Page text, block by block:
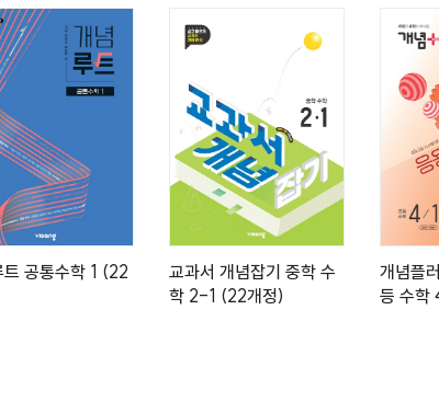
트 공통수학 1 (22
교과서 개념잡기 중학 수
학 2-1 (22개정)
개념플
등 수